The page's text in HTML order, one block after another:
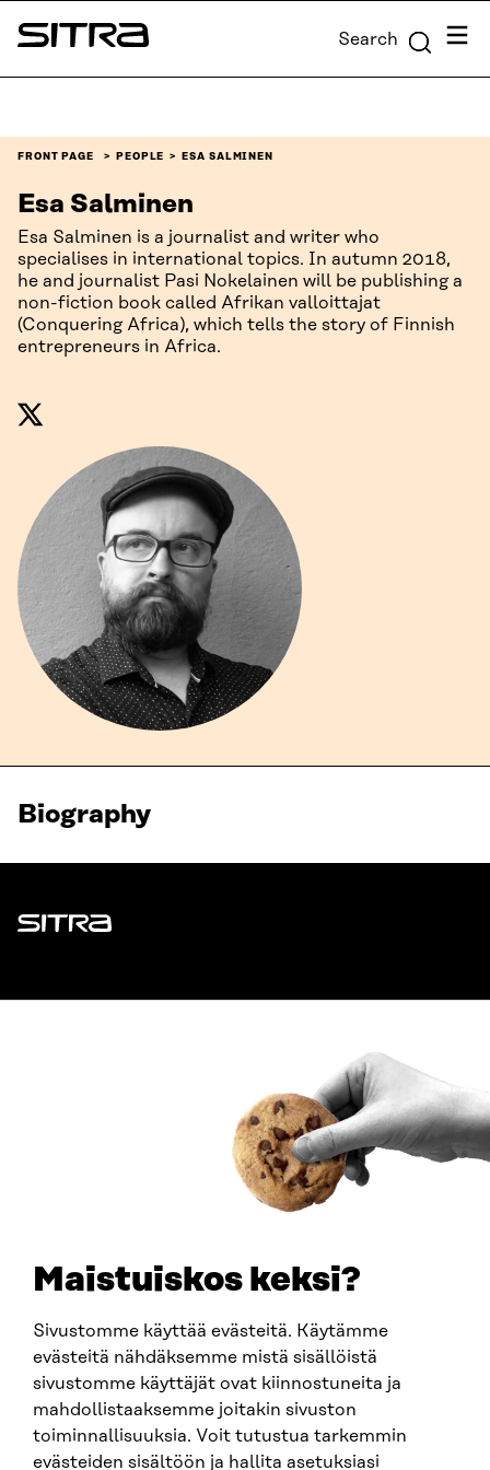
Maistuiskos keksi?
Sivustomme käyttää evästeitä. Käytämme
evästeitä nähdäksemme mistä sisällöistä
sivustomme käyttäjät ovat kiinnostuneita ja
mahdollistaaksemme joitakin sivuston
toiminnallisuuksia. Voit tutustua tarkemmin
evästeiden sisältöön ja hallita asetuksiasi
Skip to
content
Sitra Search Menu
FRONT PAGE PEOPLE ESA SALMINEN
Esa Salminen
Esa Salminen is a journalist and writer who
specialises in international topics. In autumn 2018,
he and journalist Pasi Nokelainen will be publishing a
non-fiction book called Afrikan valloittajat
(Conquering Africa), which tells the story of Finnish
entrepreneurs in Africa.
Biography
Sitra
firstname.lastname@sitra.fi
SITRA ON SOCIAL MEDIA
LinkedIn